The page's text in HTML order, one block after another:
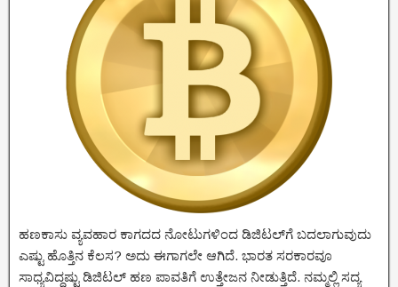
ಹಣಕಾಸು ವ್ಯವಹಾರ ಕಾಗದದ ನೋಟುಗಳಿಂದ ಡಿಜಿಟಲ್‌ಗೆ ಬದಲಾಗುವುದು
ಎಷ್ಟು ಹೊತ್ತಿನ ಕೆಲಸ? ಅದು ಈಗಾಗಲೇ ಆಗಿದೆ. ಭಾರತ ಸರಕಾರವೂ
ಸಾಧ್ಯವಿದ್ದಷ್ಟು ಡಿಜಿಟಲ್ ಹಣ ಪಾವತಿಗೆ ಉತ್ತೇಜನ ನೀಡುತ್ತಿದೆ. ನಮ್ಮಲ್ಲಿ ಸದ್ಯ